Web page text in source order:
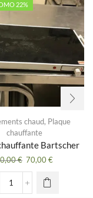
22%
chaud, Plaque
chauffante
Bartscher
€ Le
prix
initial
était :
70,00€
quantité